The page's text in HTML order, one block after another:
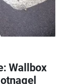
Wallbox